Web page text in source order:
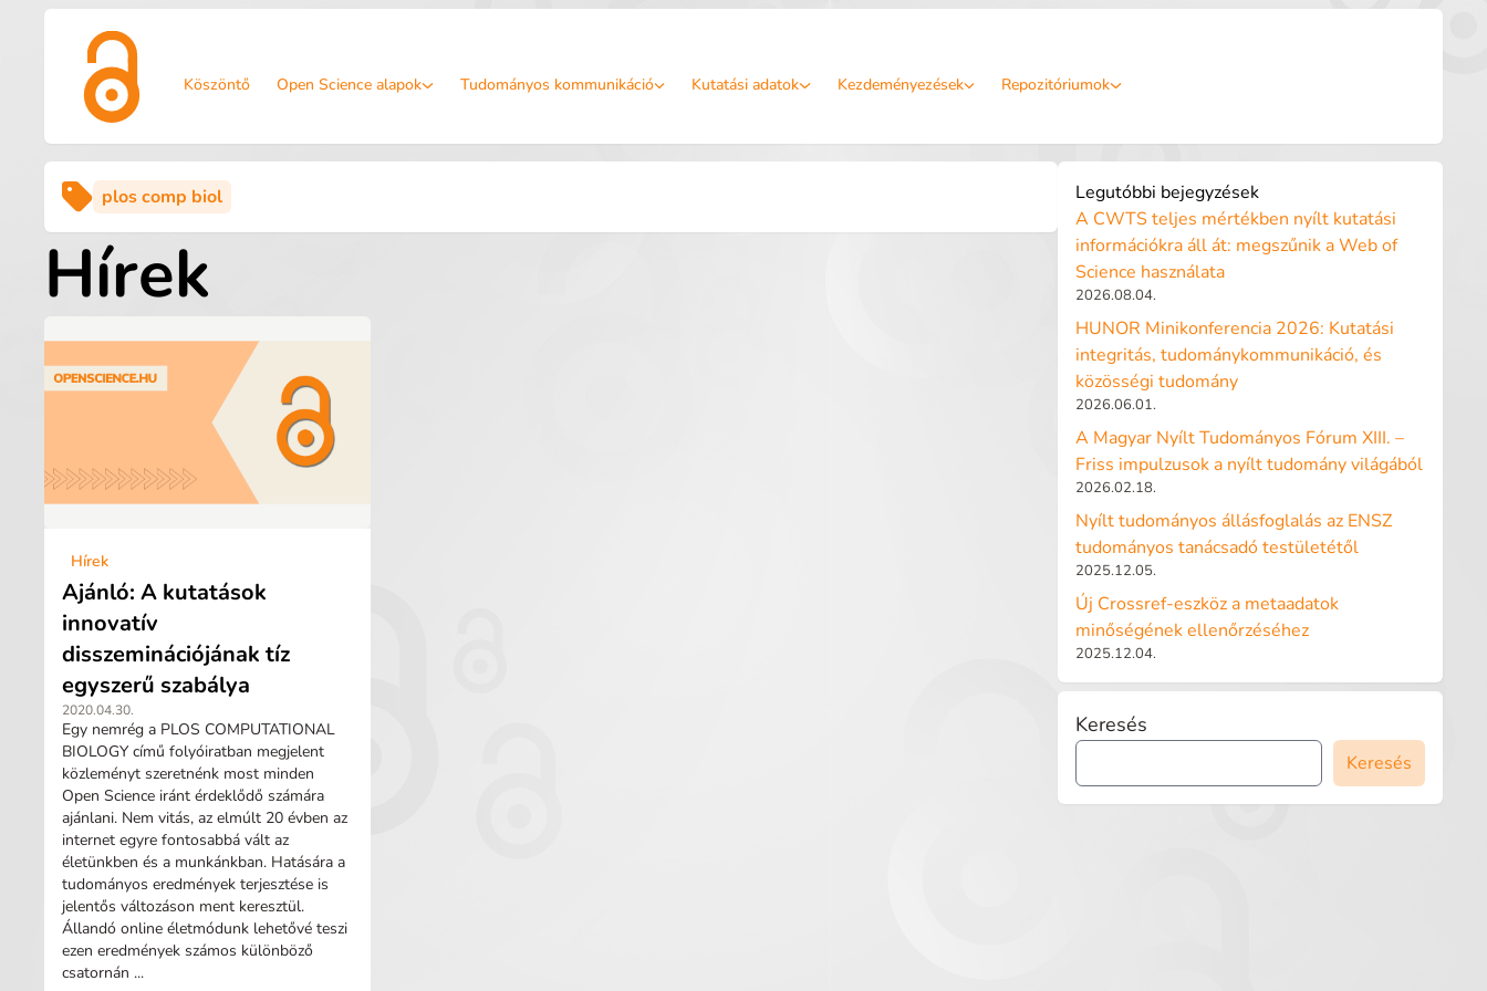
Köszöntő Open Science alapok Tudományos kommunikáció Kutatási adatok Kezdeményezések Repozitóriumok
plos comp biol
Hírek
Hírek
Ajánló: A kutatások
innovatív
disszeminációjának tíz
egyszerű szabálya
2020.04.30.
Egy nemrég a PLOS COMPUTATIONAL
BIOLOGY című folyóiratban megjelent
közleményt szeretnénk most minden
Open Science iránt érdeklődő számára
ajánlani. Nem vitás, az elmúlt 20 évben az
internet egyre fontosabbá vált az
életünkben és a munkánkban. Hatására a
tudományos eredmények terjesztése is
jelentős változáson ment keresztül.
Állandó online életmódunk lehetővé teszi
ezen eredmények számos különböző
csatornán ...
Legutóbbi bejegyzések
A CWTS teljes mértékben nyílt kutatási
információkra áll át: megszűnik a Web of
Science használata
2026.08.04.
HUNOR Minikonferencia 2026: Kutatási
integritás, tudománykommunikáció, és
közösségi tudomány
2026.06.01.
A Magyar Nyílt Tudományos Fórum XIII. –
Friss impulzusok a nyílt tudomány világából
2026.02.18.
Nyílt tudományos állásfoglalás az ENSZ
tudományos tanácsadó testületétől
2025.12.05.
Új Crossref-eszköz a metaadatok
minőségének ellenőrzéséhez
2025.12.04.
Keresés
Keresés